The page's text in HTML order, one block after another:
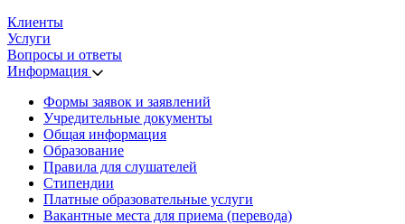
Клиенты
Услуги
Вопросы и ответы
Информация
Формы заявок и заявлений
Учредительные документы
Общая информация
Образование
Правила для слушателей
Стипендии
Платные образовательные услуги
Вакантные места для приема (перевода)